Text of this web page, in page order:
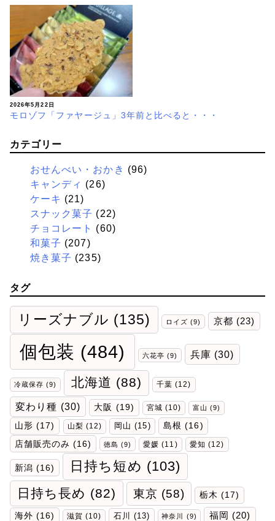
2026年5月22日
モロゾフ「ファヤージュ」3年前と比べると・・・
カテゴリー
おせんべい・おかき (96)
キャンディ (26)
ケーキ (21)
スナック菓子 (22)
チョコレート
(60)
和菓子 (207)
焼き菓子 (235)
タグ
リーズナブル (135) ロイズ (9) 京都 (23)
個包装 (484) 六花亭 (9) 兵庫 (30)
冷蔵保存 (9) 北海道 (88) 千葉 (12)
変わり種 (30) 大阪 (19) 宮城 (10) 富山 (9)
山形 (17) 山梨 (12) 岡山 (15) 島根 (16)
店舗販売のみ (16) 徳島 (9) 愛媛 (11) 愛知 (12)
新潟 (16) 日持ち短め (103)
日持ち長め (82) 東京 (58) 栃木 (17)
海外 (16) 滋賀 (10) 石川 (13) 神奈川 (9) 福岡 (20)